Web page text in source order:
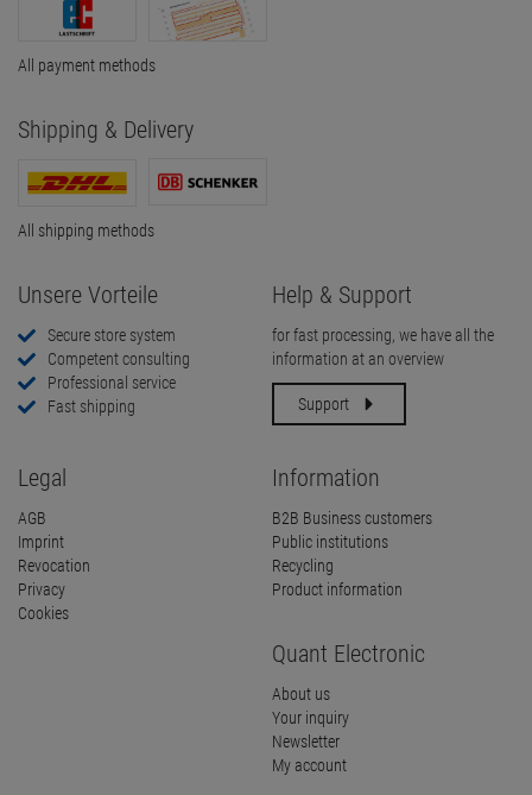
All payment methods
Shipping & Delivery
All shipping methods
Unsere Vorteile
Secure store system
Competent consulting
Professional service
Fast shipping
Help & Support
for fast processing, we have all the
information at an overview
Support
Legal
AGB
Imprint
Revocation
Privacy
Cookies
Information
B2B Business customers
Public institutions
Recycling
Product information
Quant Electronic
About us
Your inquiry
Newsletter
My account